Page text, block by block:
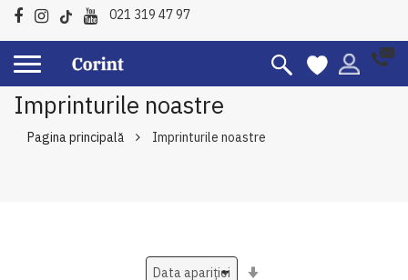
021 319 47 97
Imprinturile noastre
Pagina principală Imprinturile noastre